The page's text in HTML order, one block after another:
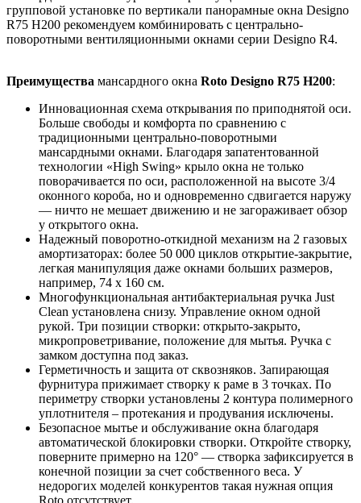
групповой установке по вертикали панорамные окна Designo
R75 H200 рекомендуем комбинировать с центрально-
поворотными вентиляционными окнами серии Designo R4.
Преимущества мансардного окна Roto Designo R75 H200:
Инновационная схема открывания по приподнятой оси.
Больше свободы и комфорта по сравнению с
традиционными центрально-поворотными
мансардными окнами. Благодаря запатентованной
технологии «High Swing» крыло окна не только
поворачивается по оси, расположенной на высоте 3/4
оконного короба, но и одновременно сдвигается наружу
— ничто не мешает движению и не загораживает обзор
у открытого окна.
Надежный поворотно-откидной механизм на 2 газовых
амортизаторах: более 50 000 циклов открытие-закрытие,
легкая манипуляция даже окнами больших размеров,
например, 74 х 160 см.
Многофункциональная антибактериальная ручка Just
Clean установлена снизу. Управление окном одной
рукой. Три позиции створки: открыто-закрыто,
микропроветривание, положение для мытья. Ручка с
замком доступна под заказ.
Герметичность и защита от сквозняков. Запирающая
фурнитура прижимает створку к раме в 3 точках. По
периметру створки установлены 2 контура полимерного
уплотнителя – протекания и продувания исключены.
Безопасное мытье и обслуживание окна благодаря
автоматической блокировки створки. Откройте створку,
поверните примерно на 120° — створка зафиксируется в
конечной позиции за счет собственного веса. У
недорогих моделей конкурентов такая нужная опция
Roto отсутствует.